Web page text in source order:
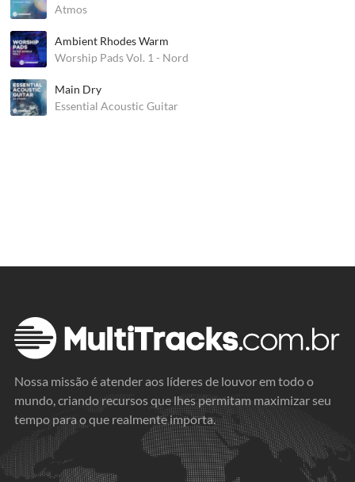
Atmos
Ambient Rhodes Warm
Worship Pads Vol. 1 - Nord
Main Dry
Essential Acoustic Guitar
Nossa missão é atender aos líderes de louvor em todo o
mundo, criando recursos que lhes permitam maximizar seu
tempo para o que realmente importa.